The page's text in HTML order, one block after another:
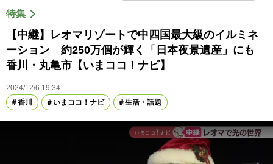
特集
【中継】レオマリゾートで中四国最大級のイルミネ
ーション 約250万個が輝く「日本夜景遺産」にも
香川・丸亀市【いまココ！ナビ】
2024/12/6 19:34
香川
いまココ！ナビ 生活・話題